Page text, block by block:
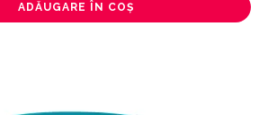
ADĂUGARE ÎN COȘ